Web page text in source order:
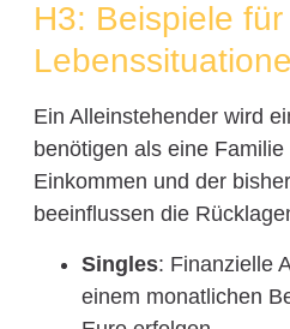
H3: Beispiele
Ein Alleinstehender wird
benötigen als eine
Einkommen und der
beeinflussen die
Singles: Finanzielle
einem monatlichen